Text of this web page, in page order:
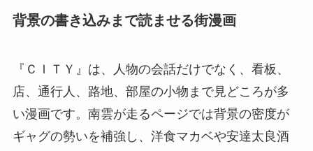
背景の書き込みまで読ませる街漫画
『ＣＩＴＹ』は、人物の会話だけでなく、看板、
店、通行人、路地、部屋の小物まで見どころが多
い漫画です。南雲が走るページでは背景の密度が
ギャグの勢いを補強し、洋食マカベや安達太良酒